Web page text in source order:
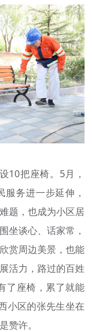
10把座椅。5月，
务进一步延伸，
题，也成为小区居
坐谈心、话家常，
赏周边美景，也能
活力，路过的百姓
了座椅，累了就能
小区的张先生坐在
赞许。